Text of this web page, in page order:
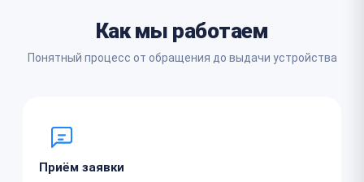
Как мы работаем
Понятный процесс от обращения до выдачи устройства
Приём заявки